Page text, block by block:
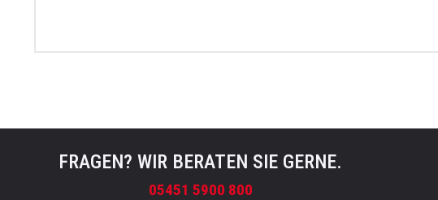
FRAGEN? WIR BERATEN SIE GERNE.
05451 5900 800